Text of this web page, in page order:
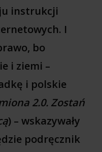
instrukcji
I
bo
i ziemi –
i polskie
2.0. Zostań
) – wskazywały
podręcznik